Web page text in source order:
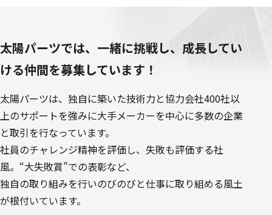
太陽パーツでは、一緒に挑戦し、成長してい
ける仲間を募集しています！
太陽パーツは、独自に築いた技術力と協力会社400社以
上のサポートを強みに大手メーカーを中心に多数の企業
と取引を行なっています。
社員のチャレンジ精神を評価し、失敗も評価する社
風。“大失敗賞”での表彰など、
独自の取り組みを行いのびのびと仕事に取り組める風土
が根付いています。